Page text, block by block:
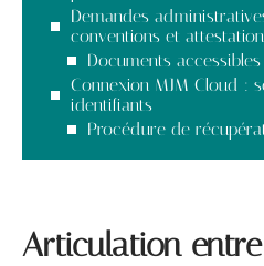
Demandes
conventions et
Documents
Connexion MJM Cloud :
identifiants
Procédure de
Articulation